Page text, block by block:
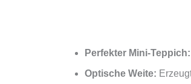
Perfekter Mini-Teppich:
Optische Weite: